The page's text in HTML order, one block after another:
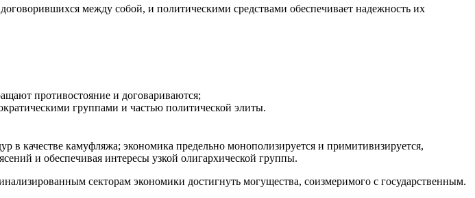
между собой, и политическими средствами обеспечивает надежность их
противостояние и договариваются;
группами и частью политической элиты.
в качестве камуфляжа; экономика предельно монополизируется и примитивизируется,
и обеспечивая интересы узкой олигархической группы.
секторам экономики достигнуть могущества, соизмеримого с государственным.